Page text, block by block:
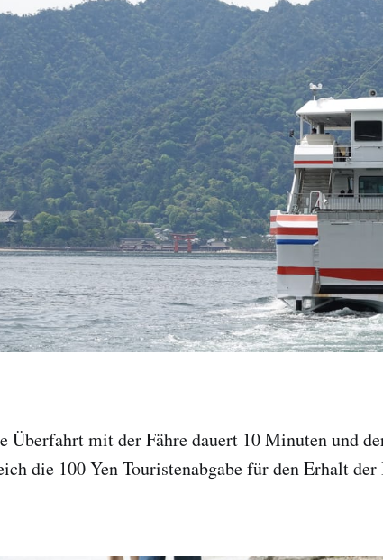
Überfahrt mit der Fähre dauert 10 Minuten und
die 100 Yen Touristenabgabe für den Erhalt